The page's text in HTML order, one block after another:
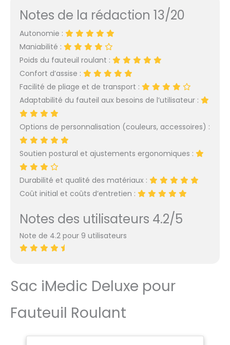
longue de 30 km, vous
pouvez aller n'importe
où, vitesse maximale : 6
km/h. Equipé d'un
puissant moteur de
500W, il vous offre une
durée de vie
extrêmement longue et
vous permet
d'affronter facilement
terrains tels que les
d'extérieur de qualité
roues arrière gonflables
en caoutchouc de
haute qualité pour
garantir une excellente
absorption des chocs
et une excellente
l'herbe et le gravier.
Avec des pneus super
larges de 40 cm, vous
pouvez surmonter des
Notes de la rédaction 13/20
Autonomie :
Maniabilité :
Poids du fauteuil roulant :
Confort d’assise :
Facilité de pliage et de transport :
Adaptabilité du fauteil aux besoins de l’utilisateur :
Options de personnalisation (couleurs, accessoires) :
Soutien postural et ajustements ergonomiques :
Durabilité et qualité des matériaux :
Coût initial et coûts d’entretien :
Notes des utilisateurs 4.2/5
Note de 4.2 pour 9 utilisateurs
Sac iMedic Deluxe pour
Fauteuil Roulant